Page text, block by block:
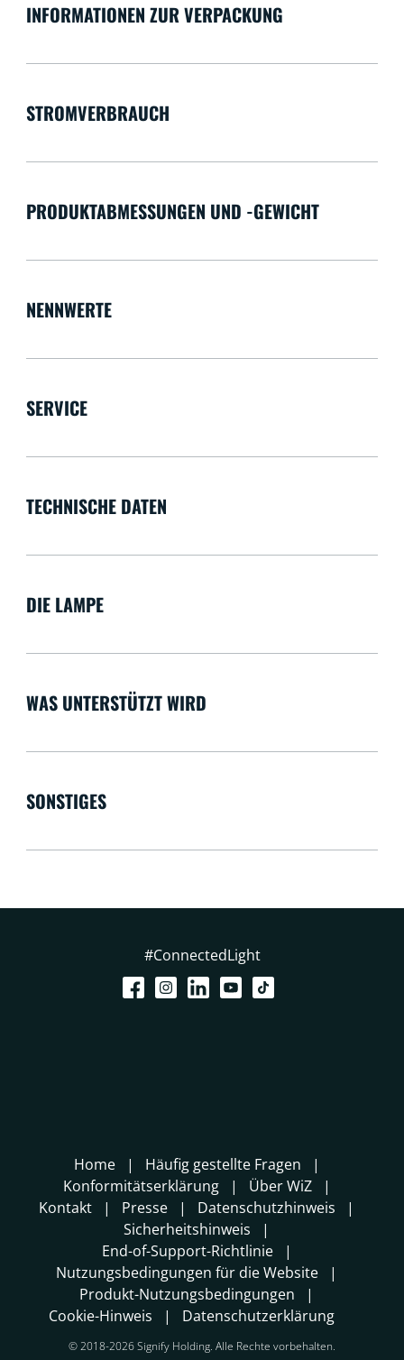
INFORMATIONEN ZUR VERPACKUNG
STROMVERBRAUCH
PRODUKTABMESSUNGEN UND -GEWICHT
NENNWERTE
SERVICE
TECHNISCHE DATEN
DIE LAMPE
WAS UNTERSTÜTZT WIRD
SONSTIGES
#ConnectedLight
Home
Häufig gestellte Fragen
Konformitätserklärung
Über WiZ
Kontakt
Presse
Datenschutzhinweis
Sicherheitshinweis
End-of-Support-Richtlinie
Nutzungsbedingungen für die Website
Produkt-Nutzungsbedingungen
Cookie-Hinweis
Datenschutzerklärung
© 2018-2026 Signify Holding. Alle Rechte vorbehalten.